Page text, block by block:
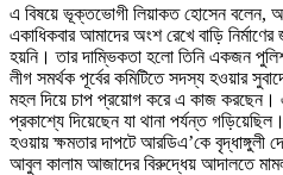
এ বিষয়ে ভূক্তভোগী লিয়াকত হোসেন বলেন,
একাধিকবার আমাদের অংশ রেখে বাড়ি
হয়নি। তার দাম্ভিকতা হলো তিনি একজন
লীগ সমর্থক পূর্বের কমিটিতে সদস্য হওয়ার
মহল দিয়ে চাপ প্রয়োগ করে এ কাজ করছেন।
প্রকাশ্যে দিয়েছেন যা থানা পর্যন্ত
হওয়ায় ক্ষমতার দাপটে আরডিএ’কে বৃদ্ধাঙ্গুলী
আবুল কালাম আজাদের বিরুদ্ধেয় আদালতে